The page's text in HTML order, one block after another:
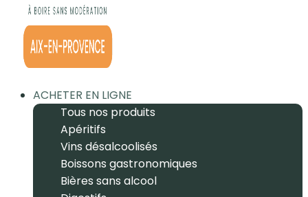
ACHETER EN LIGNE
Tous nos produits
Apéritifs
Vins désalcoolisés
Boissons gastronomiques
Bières sans alcool